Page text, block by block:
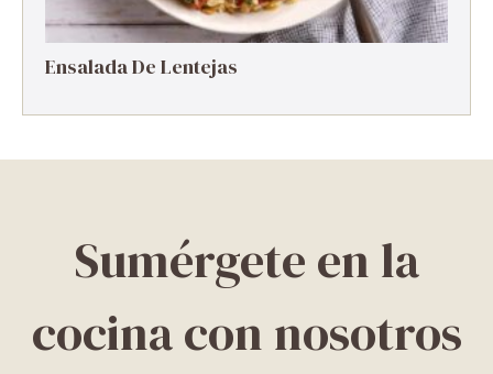
Ensalada De Lentejas
Sumérgete en la
cocina con nosotros